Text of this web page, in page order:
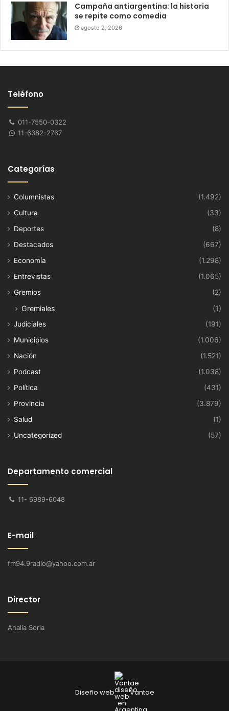
Campaña antiargentina: la historia
se repite como comedia
agosto 2, 2026
Teléfono
011-7550-0322
11-6382-2767
Categorías
Columnistas
(1.492)
Cultura
(33)
Deportes
(8)
Destacados
(667)
Economía
(1.298)
Entrevistas
(1.065)
Gremios
(2)
Gremiales (1)
Judiciales
(191)
Municipios
(1.006)
Nación
(1.521)
Podcast
(1.038)
Política
(431)
Provincia
(3.879)
Salud
(1)
Uncategorized
(57)
Departamento comercial
11- 6989-6048
E-mail
fm94.9radio@yahoo.com.ar
Director
Analía Soria
Diseño web Vantae